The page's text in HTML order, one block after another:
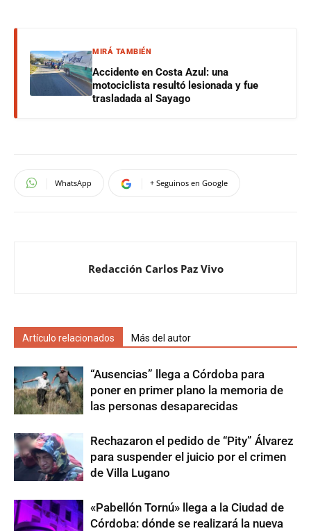
MIRÁ TAMBIÉN
Accidente en Costa Azul: una
motociclista resultó lesionada y fue
trasladada al Sayago
WhatsApp + Seguinos en Google
Redacción Carlos Paz Vivo
Artículo relacionados Más del autor
“Ausencias” llega a Córdoba para
poner en primer plano la memoria de
las personas desaparecidas
Rechazaron el pedido de “Pity” Álvarez
para suspender el juicio por el crimen
de Villa Lugano
«Pabellón Tornú» llega a la Ciudad de
Córdoba: dónde se realizará la nueva